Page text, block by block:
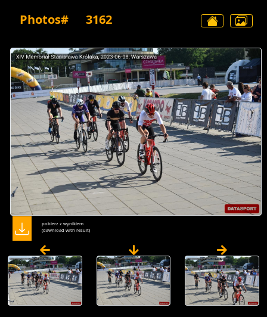
Photos# 3162
pobierz z wynikiem
(dawnload with result)